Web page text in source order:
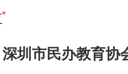
圳市民办教育协